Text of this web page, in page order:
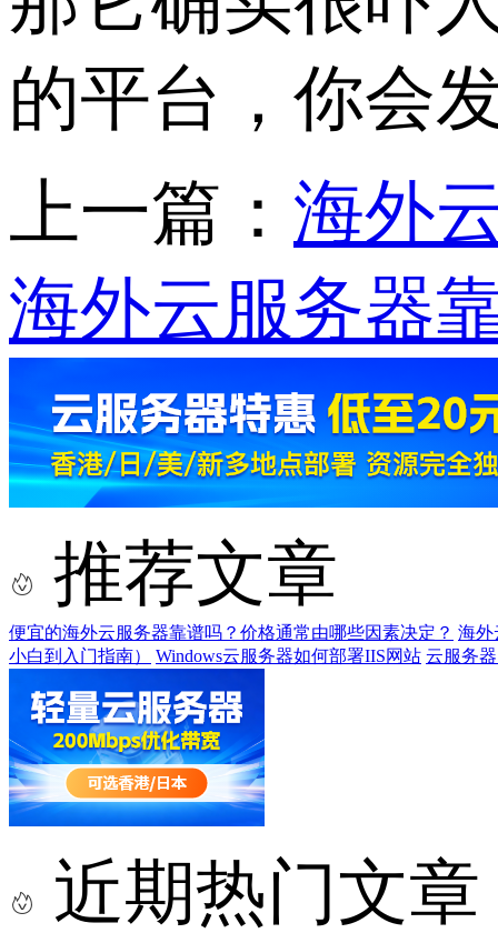
的平台，你会
上一篇： 海外
海外云服务器
推荐文章
便宜的海外云服务器靠谱吗？价格通常由哪些因素决定？ 海外
小白到入门指南）
Windows云服务器如何部署IIS网站 云服务
近期热门文章